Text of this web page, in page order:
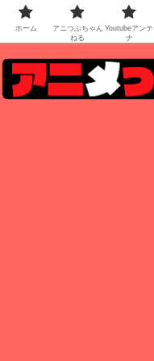
ホーム
アニつぶちゃん
ねる
Youtubeアンテ
ナ